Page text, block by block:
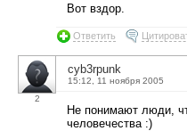
Вот вздор.
Ответить
2
cyb3rpunk
15:12, 11 ноября 2005
Не понимают люди,
человечества :)